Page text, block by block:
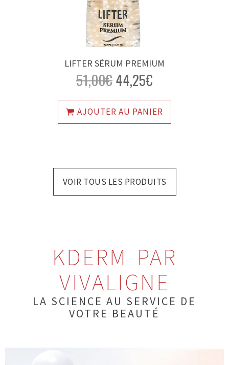
LIFTER SÉRUM PREMIUM
51,00€44,25€
AJOUTER AU PANIER
VOIR TOUS LES PRODUITS
KDERM PAR
VIVALIGNE
LA SCIENCE AU SERVICE DE
VOTRE BEAUTÉ